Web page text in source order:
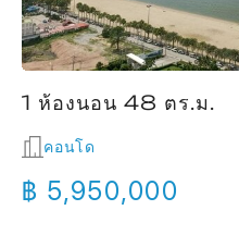
1 ห้องนอน 48 ตร.ม.
คอนโด
฿ 5,950,000